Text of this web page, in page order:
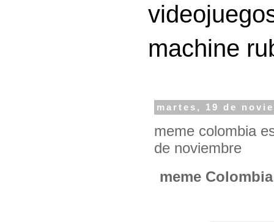
machine
martes, 19 de
meme colombia
de noviembre
meme